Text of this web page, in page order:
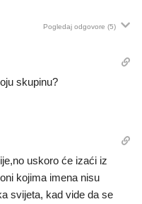
Pogledaj odgovore (5)
skupinu?
uskoro će izaći iz
kojima imena nisu
svijeta, kad vide da se